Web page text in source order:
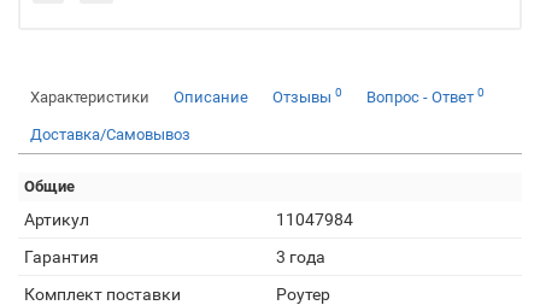
Характеристики Описание Отзывы 0 Вопрос - Ответ 0
Доставка/Самовывоз
Общие
Артикул
11047984
Гарантия
3 года
Комплект поставки
Роутер